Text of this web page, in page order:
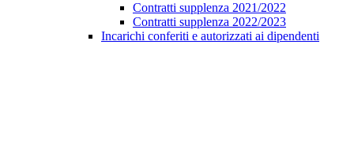
Contratti supplenza 2021/2022
Contratti supplenza 2022/2023
Incarichi conferiti e autorizzati ai dipendenti